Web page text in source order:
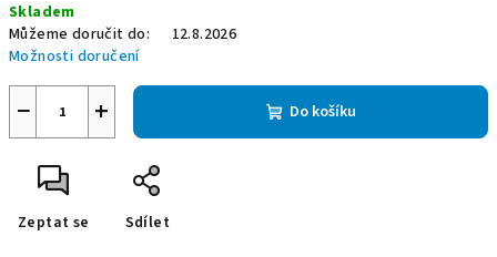
cena:
Skladem
Můžeme doručit do:
12.8.2026
Možnosti doručení
+
− Do košíku
Zeptat se Sdílet